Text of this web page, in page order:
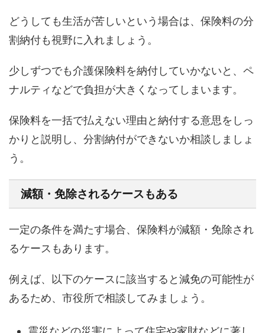
どうしても生活が苦しいという場合は、保険料の分
割納付も視野に入れましょう。
少しずつでも介護保険料を納付していかないと、ペ
ナルティなどで負担が大きくなってしまいます。
保険料を一括で払えない理由と納付する意思をしっ
かりと説明し、分割納付ができないか相談しましょ
う。
減額・免除されるケースもある
一定の条件を満たす場合、保険料が減額・免除され
るケースもあります。
例えば、以下のケースに該当すると減免の可能性が
あるため、市役所で相談してみましょう。